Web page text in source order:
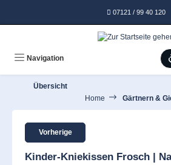
07121 / 99 40 120
Navigation
Übersicht
Home
Gärtnern &
Vorherige
Kinder-Kniekissen Frosch |